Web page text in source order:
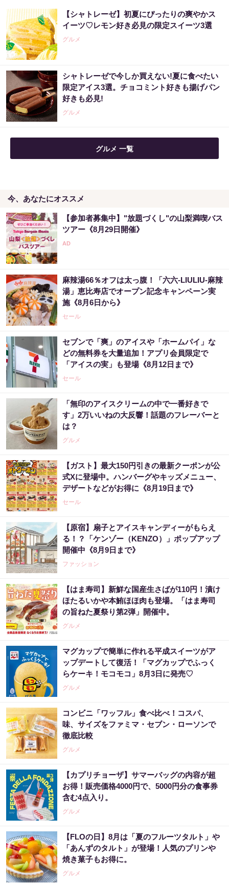
あなたの金運、今が変わる時かもしれません
PR（合同会社デジタルファーム ）
アマゾンで大人気！血圧対策はコーヒーに足
してみて
PR（森永乳業）
【シャトレーゼ】初夏にぴったりの爽やかス
イーツ♡レモン好き必見の限定スイーツ3選
グルメ
シャトレーゼで今しか買えない!夏に食べたい
限定アイス3選。チョコミント好きも揚げパン
好きも必見!
グルメ
グルメ 一覧
今、あなたにオススメ
【参加者募集中】"放題づくし"の山梨満喫バス
ツアー《8月29日開催》
麻辣湯66％オフは太っ腹！「六六-LIULIU-麻辣
湯」恵比寿店でオープン記念キャンペーン実
施《8月6日から》
セール
セブンで「爽」のアイスや「ホームパイ」な
どの無料券を大量追加！アプリ会員限定で
「アイスの実」も登場《8月12日まで》
セール
「無印のアイスクリームの中で一番好きで
す」2万いいねの大反響！話題のフレーバーと
は？
グルメ
【ガスト】最大150円引きの最新クーポンが公
式Xに登場中。ハンバーグやキッズメニュー、
デザートなどがお得に《8月19日まで》
セール
【原宿】扇子とアイスキャンディーがもらえ
る！？「ケンゾー（KENZO）」ポップアップ
開催中《8月9日まで》
ファッション
【はま寿司】新鮮な国産生さばが110円！漬け
ほたるいかや本鮪ほほ肉も登場。「はま寿司
の旨ねた夏祭り第2弾」開催中。
グルメ
マグカップで簡単に作れる平成スイーツがア
ップデートして復活！「マグカップでふっく
らケーキ！モコモコ」8月3日に発売♡
グルメ
コンビニ「ワッフル」食べ比べ！コスパ、
味、サイズをファミマ・セブン・ローソンで
徹底比較
グルメ
【カプリチョーザ】サマーバッグの内容が超
お得！販売価格4000円で、5000円分の食事券
含む4点入り。
グルメ
【FLOの日】8月は「夏のフルーツタルト」や
「あんずのタルト」が登場！人気のプリンや
焼き菓子もお得に。
グルメ